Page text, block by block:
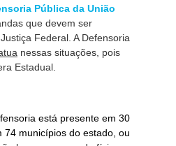
Pública da União
que devem ser
Federal. A Defensoria
nessas situações, pois
Estadual.
está presente em 30
74 municípios do estado, ou